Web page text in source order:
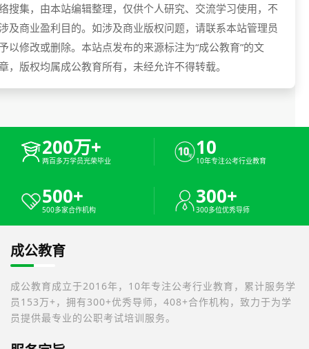
搜集，由本站编辑整理，仅供个人研究、交流学习使用，不
及商业盈利目的。如涉及商业版权问题，请联系本站管理员
以修改或删除。本站点发布的来源标注为“成公教育”的文
，版权均属成公教育所有，未经允许不得转载。
200万+
两百多万学员光荣毕业
10
10年专注公考行业教育
500+
500多家合作机构
300+
300多位优秀导师
成公教育
成公教育成立于2016年，10年专注公考行业教育，累计服务学
员153万+，拥有300+优秀导师，408+合作机构，致力于为学
员提供最专业的公职考试培训服务。